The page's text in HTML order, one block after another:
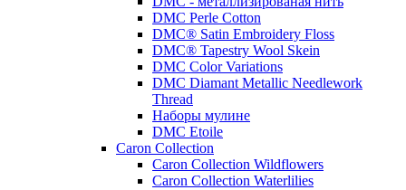
DMC Perle Cotton
DMC® Satin Embroidery Floss
DMC® Tapestry Wool Skein
DMC Color Variations
DMC Diamant Metallic Needlework
Thread
Наборы мулине
DMC Etoile
Caron Collection
Caron Collection Wildflowers
Caron Collection Waterlilies